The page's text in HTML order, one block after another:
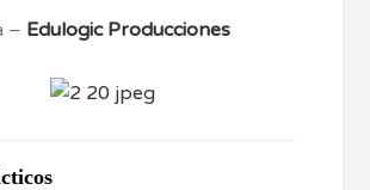
– Edulogic Producciones